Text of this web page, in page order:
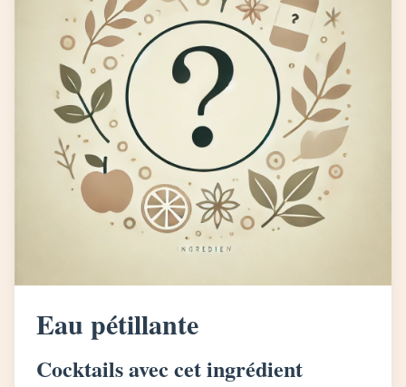
Eau pétillante
Cocktails avec cet ingrédient